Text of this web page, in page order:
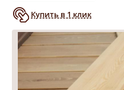
Купить в 1 клик